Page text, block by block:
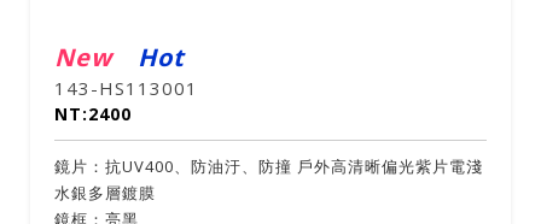
New Hot
143-HS113001
NT:2400
鏡片：抗UV400、防油汙、防撞 戶外高清晰偏光紫片電淺
水銀多層鍍膜
鏡框：亮黑